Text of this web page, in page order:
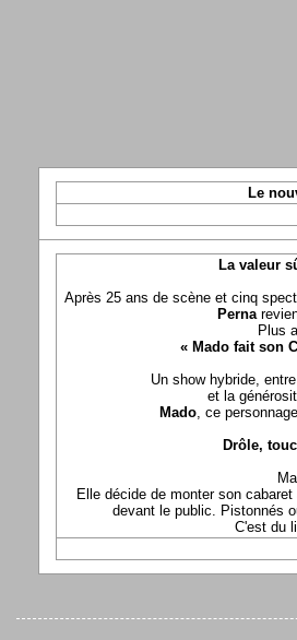
Le
La valeur
Après 25 ans de scène et cinq
Perna
Plus
« Mado fait son
Un show hybride,
et la
Mado, ce personnage
Drôle,
Elle décide de monter son
devant le public. Pistonnés
C'est du